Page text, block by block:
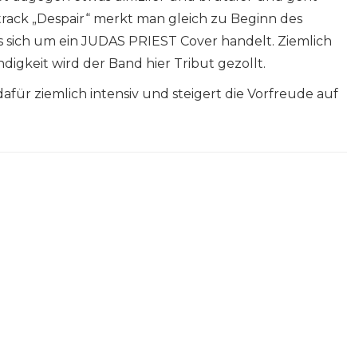
„Despair“ merkt man gleich zu Beginn des
um ein JUDAS PRIEST Cover handelt. Ziemlich
wird der Band hier Tribut gezollt.
ziemlich intensiv und steigert die Vorfreude auf